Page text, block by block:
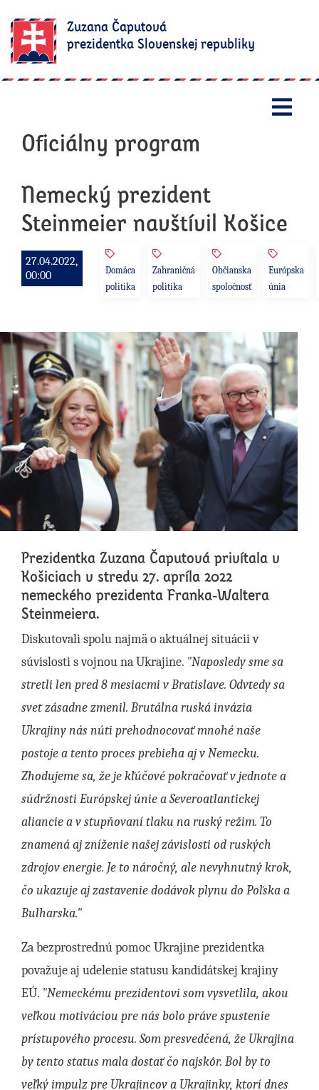
Zuzana Čaputová
prezidentka Slovenskej republiky
Oficiálny program
Nemecký prezident
Steinmeier navštívil Košice
27.04.2022,
00:00
Domáca
politika
Zahraničná
politika
Občianska
spoločnosť
Európska
únia
Prezidentka Zuzana Čaputová privítala v
Košiciach v stredu 27. apríla 2022
nemeckého prezidenta Franka-Waltera
Steinmeiera.
Diskutovali spolu najmä o aktuálnej situácii v
súvislosti s vojnou na Ukrajine. "Naposledy sme sa
stretli len pred 8 mesiacmi v Bratislave. Odvtedy sa
svet zásadne zmenil. Brutálna ruská invázia
Ukrajiny nás núti prehodnocovať mnohé naše
postoje a tento proces prebieha aj v Nemecku.
Zhodujeme sa, že je kľúčové pokračovať v jednote a
súdržnosti Európskej únie a Severoatlantickej
aliancie a v stupňovaní tlaku na ruský režim. To
znamená aj zníženie našej závislosti od ruských
zdrojov energie. Je to náročný, ale nevyhnutný krok,
čo ukazuje aj zastavenie dodávok plynu do Poľska a
Bulharska."
Za bezprostrednú pomoc Ukrajine prezidentka
považuje aj udelenie statusu kandidátskej krajiny
EÚ. "Nemeckému prezidentovi som vysvetlila, akou
veľkou motiváciou pre nás bolo práve spustenie
prístupového procesu. Som presvedčená, že Ukrajina
by tento status mala dostať čo najskôr. Bol by to
veľký impulz pre Ukrajincov a Ukrajinky, ktorí dnes